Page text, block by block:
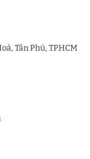
Tân Phú, TPHCM